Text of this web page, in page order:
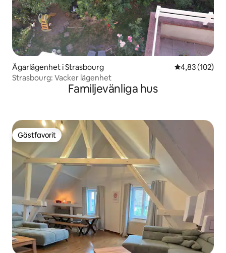
Ägarlägenhet i Strasbourg 4,83 av 5 i
4,83 (102)
Strasbourg: Vacker lägenhet
Familjevänliga hus
Gästfavorit
Gästfavorit